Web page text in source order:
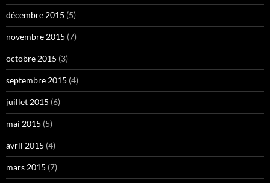
décembre 2015 (5)
novembre 2015 (7)
octobre 2015 (3)
septembre 2015 (4)
juillet 2015 (6)
mai 2015 (5)
avril 2015 (4)
mars 2015 (7)